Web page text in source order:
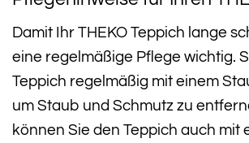
Damit Ihr THEKO Teppich lange
eine regelmäßige Pflege wichtig.
Teppich regelmäßig mit einem
um Staub und Schmutz zu
können Sie den Teppich auch mit